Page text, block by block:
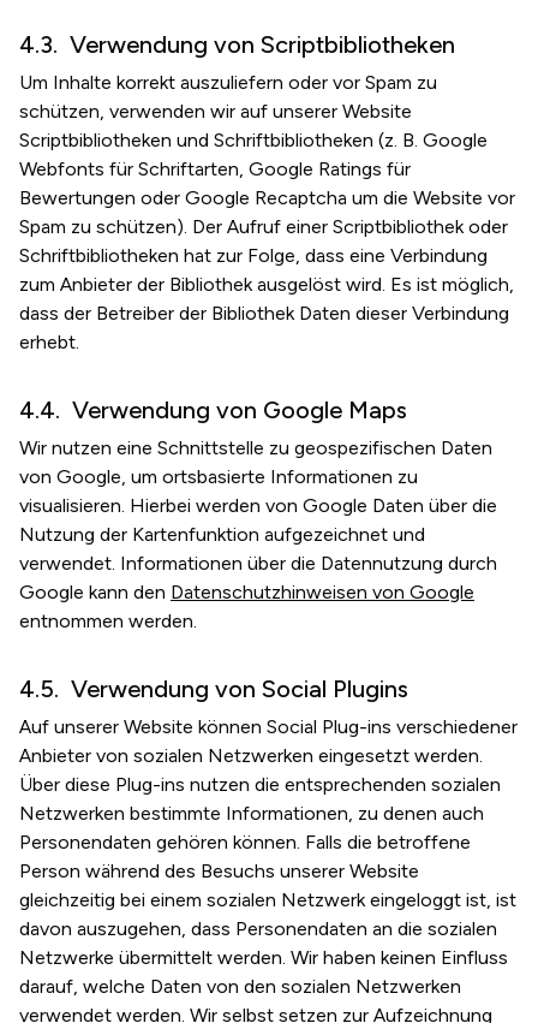
Verwendung von Scriptbibliotheken
Um Inhalte korrekt auszuliefern oder vor Spam zu
schützen, verwenden wir auf unserer Website
Scriptbibliotheken und Schriftbibliotheken (z. B. Google
Webfonts für Schriftarten, Google Ratings für
Bewertungen oder Google Recaptcha um die Website vor
Spam zu schützen). Der Aufruf einer Scriptbibliothek oder
Schriftbibliotheken hat zur Folge, dass eine Verbindung
zum Anbieter der Bibliothek ausgelöst wird. Es ist möglich,
dass der Betreiber der Bibliothek Daten dieser Verbindung
erhebt.
Verwendung von Google Maps
Wir nutzen eine Schnittstelle zu geospezifischen Daten
von Google, um ortsbasierte Informationen zu
visualisieren. Hierbei werden von Google Daten über die
Nutzung der Kartenfunktion aufgezeichnet und
verwendet. Informationen über die Datennutzung durch
Google kann den Datenschutzhinweisen von Google
entnommen werden.
Verwendung von Social Plugins
Auf unserer Website können Social Plug-ins verschiedener
Anbieter von sozialen Netzwerken eingesetzt werden.
Über diese Plug-ins nutzen die entsprechenden sozialen
Netzwerken bestimmte Informationen, zu denen auch
Personendaten gehören können. Falls die betroffene
Person während des Besuchs unserer Website
gleichzeitig bei einem sozialen Netzwerk eingeloggt ist, ist
davon auszugehen, dass Personendaten an die sozialen
Netzwerke übermittelt werden. Wir haben keinen Einfluss
darauf, welche Daten von den sozialen Netzwerken
verwendet werden. Wir selbst setzen zur Aufzeichnung